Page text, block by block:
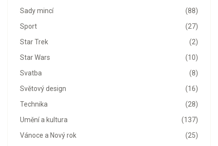
(88)
Sady mincí
(27)
Sport
(2)
Star Trek
(10)
Star Wars
(8)
Svatba
(16)
Světový design
(28)
Technika
(137)
Umění a kultura
(25)
Vánoce a Nový rok